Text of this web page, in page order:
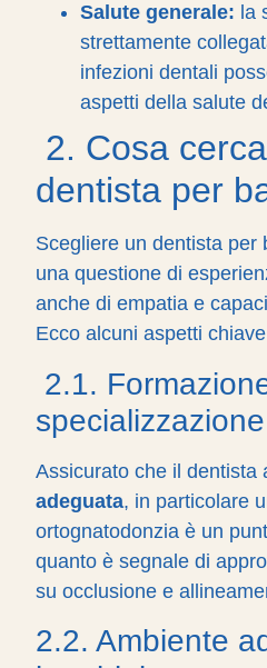
Salute generale: la
strettamente
infezioni dentali
aspetti della salute
2. Cosa
dentista per
Scegliere un dentista per
una questione di
anche di empatia e
Ecco alcuni aspetti
2.1.
specializzazione
Assicurato che il dentista
adeguata, in particolare
ortognatodonzia è un
quanto è segnale di
su occlusione e
2.2. Ambiente